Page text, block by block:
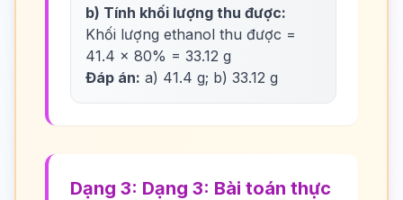
b) Tính khối lượng thu được:
Khối lượng ethanol thu được =
41.4 × 80% = 33.12 g
Đáp án: a) 41.4 g; b) 33.12 g
Dạng 3: Dạng 3: Bài toán thực